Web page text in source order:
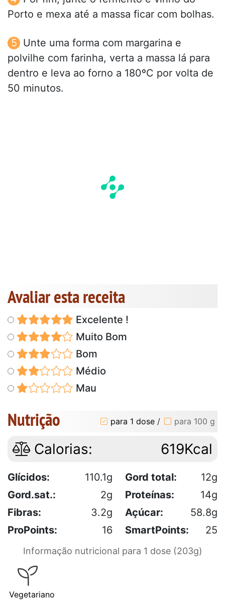
Porto e mexa até a massa ficar com bolhas.
Unte uma forma com margarina e
polvilhe com farinha, verta a massa lá para
dentro e leva ao forno a 180ºC por volta de
50 minutos.
Avaliar esta receita
Excelente !
Muito Bom
Bom
Médio
Mau
Nutrição para 1 dose / para 100 g
Calorias: 619Kcal
Glícidos: 110.1g Gord total:
12g
Gord.sat.:
2g Proteínas:
14g
Fibras:
3.2g Açúcar:
58.8g
ProPoints:
16 SmartPoints: 25
Informação nutricional para 1 dose (203g)
Vegetariano